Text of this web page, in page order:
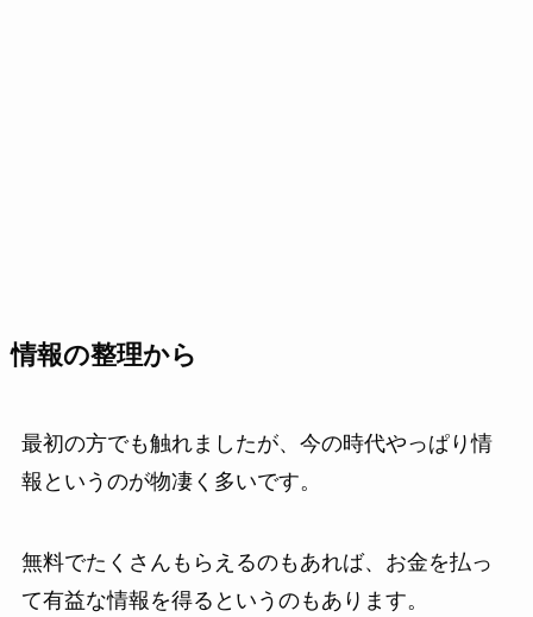
情報の整理から
最初の方でも触れましたが、今の時代やっぱり情
報というのが物凄く多いです。
無料でたくさんもらえるのもあれば、お金を払っ
て有益な情報を得るというのもあります。